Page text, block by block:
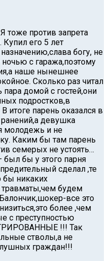
тоже против запрета
Купил его 5 лет
богу, не
с гаража,поэтому
наше нынешнее
Сколько раз читал
пара домой с гостей,они
подростков,в
итоге парень оказался в
девушка
молодежь и не
Каким бы там парень
семерых не устоять…
был бы у этого парня
сделал ,те
бы никаких
травматы,чем будем
все это
более ,чем
с преступностью
!!! Так
стволы,а не
граждан!!!